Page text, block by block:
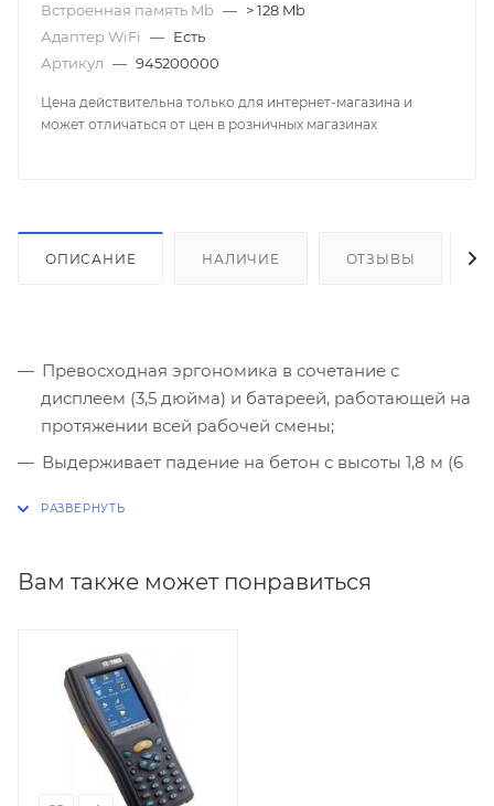
Встроенная память Mb — > 128 Mb
Адаптер WiFi
— Есть
Артикул — 945200000
Цена действительна только для интернет-магазина и
может отличаться от цен в розничных магазинах
ОПИСАНИЕ НАЛИЧИЕ ОТЗЫВЫ
Превосходная эргономика в сочетание с
дисплеем (3,5 дюйма) и батареей, работающей на
протяжении всей рабочей смены;
Выдерживает падение на бетон с высоты 1,8 м (6
сканирования Green Spot;
успешного сканирования Green Spot;
Лазерный сканер с автоматическим
фокусированием;
Фотокамера 3 мега пикселя с автофокусом (на
выбор);
Вам также может понравиться